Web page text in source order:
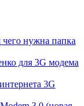
нужна папка
для 3G модема
3G